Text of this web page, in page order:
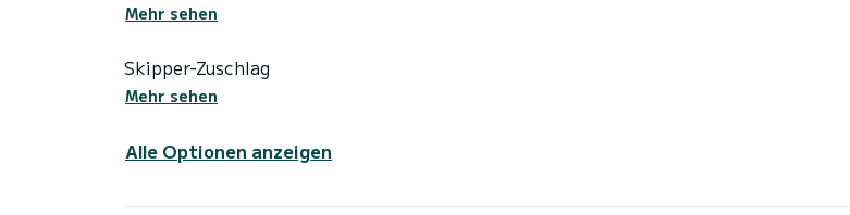
Mehr sehen
Skipper-Zuschlag
Mehr sehen
Alle Optionen anzeigen